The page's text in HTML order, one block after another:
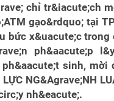
chỉ tr&iacute;ch
gạo&rdquo; tại
bức x&uacute;c
ph&aacute;p
sinh, mời
NG&Agrave;NH
nh&eacute;.